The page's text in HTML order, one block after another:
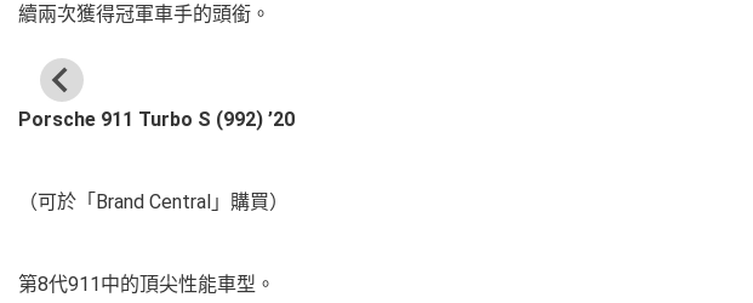
續兩次獲得冠軍車手的頭銜。
Porsche 911 Turbo S (992) ’20
（可於「Brand Central」購買）
第8代911中的頂尖性能車型。